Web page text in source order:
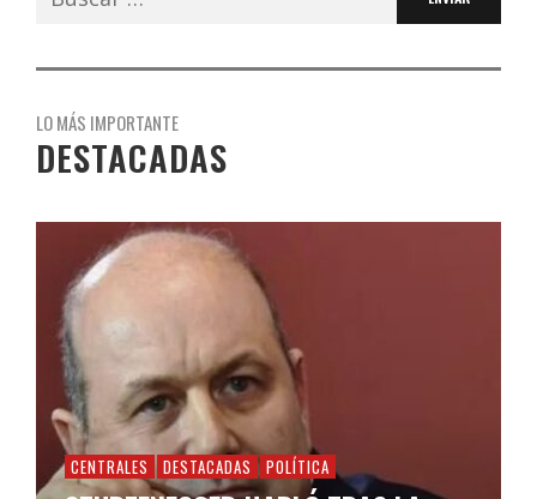
LO MÁS IMPORTANTE
DESTACADAS
CENTRALES DESTACADAS POLÍTICA